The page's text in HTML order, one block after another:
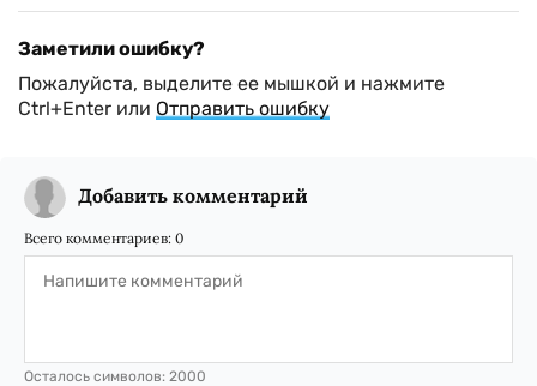
Заметили ошибку?
Пожалуйста, выделите ее мышкой и нажмите
Ctrl+Enter или Отправить ошибку
Добавить комментарий
Всего комментариев: 0
Осталось символов: 2000